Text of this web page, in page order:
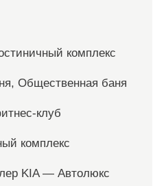
комплекс
Общественная баня
клуб
комплекс
KIA — Автолюкс